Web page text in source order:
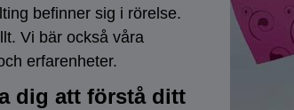
befinner sig i rörelse.
Vi bär också våra
erfarenheter.
dig att förstå ditt